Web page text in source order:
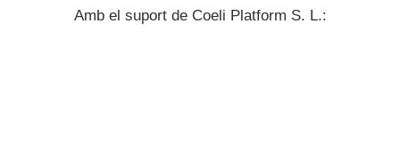
Amb el suport de Coeli Platform S. L.: